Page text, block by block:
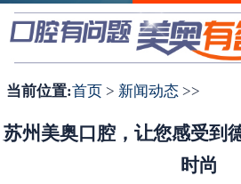
1 2
当前位置:首页 > 新闻动态 >>
苏州美奥口腔，让您感受到
时尚